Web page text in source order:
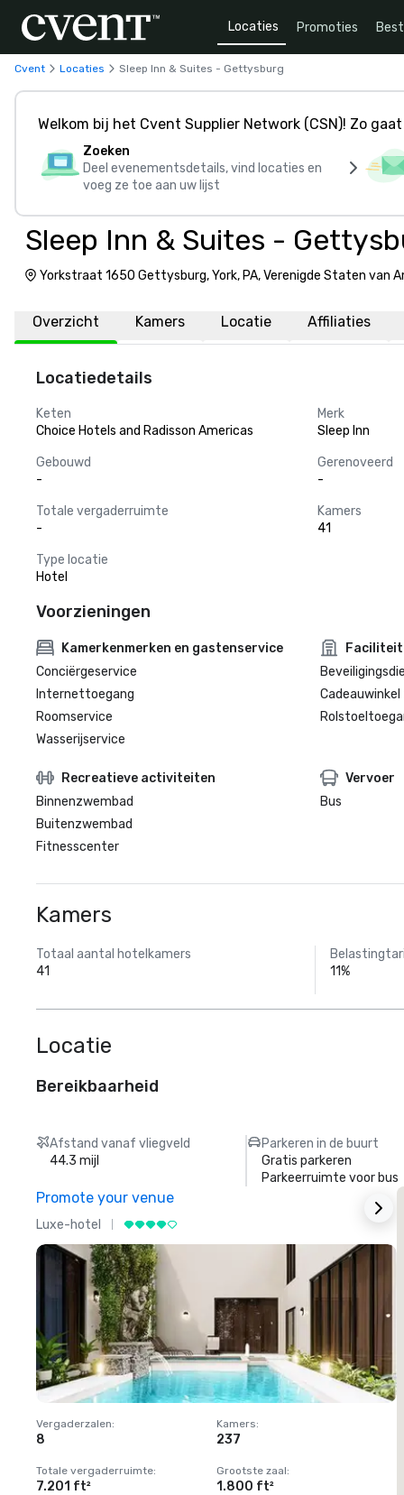
Locaties Promoties
Cvent Locaties Sleep Inn & Suites - Gettysburg
Welkom bij het Cvent Supplier Network (CSN)! Zo
Zoeken
Deel evenementsdetails, vind locaties en
voeg ze toe aan uw lijst
Sleep Inn & Suites -
Yorkstraat 1650 Gettysburg, York, PA, Verenigde Staten van
Overzicht Kamers Locatie Affiliaties
Locatiedetails
Keten
Choice Hotels and Radisson Americas
Merk
Sleep Inn
Gebouwd
-
Gerenoveerd
-
Totale vergaderruimte
-
Kamers
41
Type locatie
Hotel
Voorzieningen
Kamerkenmerken en gastenservice
Conciërgeservice
Internettoegang
Roomservice
Wasserijservice
Recreatieve activiteiten
Binnenzwembad
Buitenzwembad
Fitnesscenter
Vervoer
Bus
Kamers
Totaal aantal hotelkamers
41
11%
Locatie
Bereikbaarheid
Afstand vanaf vliegveld
44.3 mijl
Parkeren in de buurt
Gratis parkeren
Parkeerruimte voor bus
Promote your venue
Luxe-hotel
Vergaderzalen:
8
Kamers:
237
Totale vergaderruimte:
7.201 ft²
Grootste zaal:
1.800 ft²